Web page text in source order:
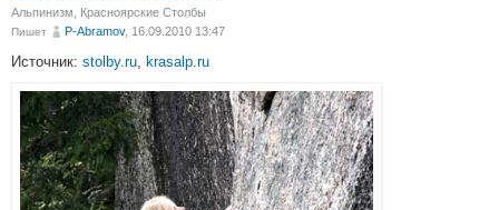
Альпинизм Красноярские Столбы
Пишет P-Abramov, 16.09.2010 13:47
Источник: stolby.ru, krasalp.ru